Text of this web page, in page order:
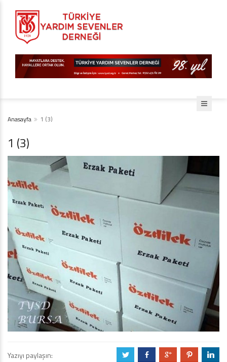
Anasayfa 1 (3)
1 (3)
Yazıyı paylaşın: a b c d j